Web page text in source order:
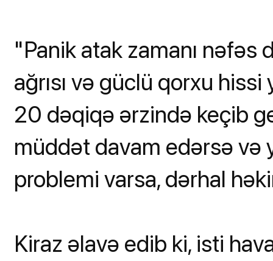
"Panik atak zamanı nəfəs
ağrısı və güclü qorxu
20 dəqiqə ərzində keçib
müddət davam edərsə və
problemi varsa, dərhal
Kiraz əlavə edib ki, isti